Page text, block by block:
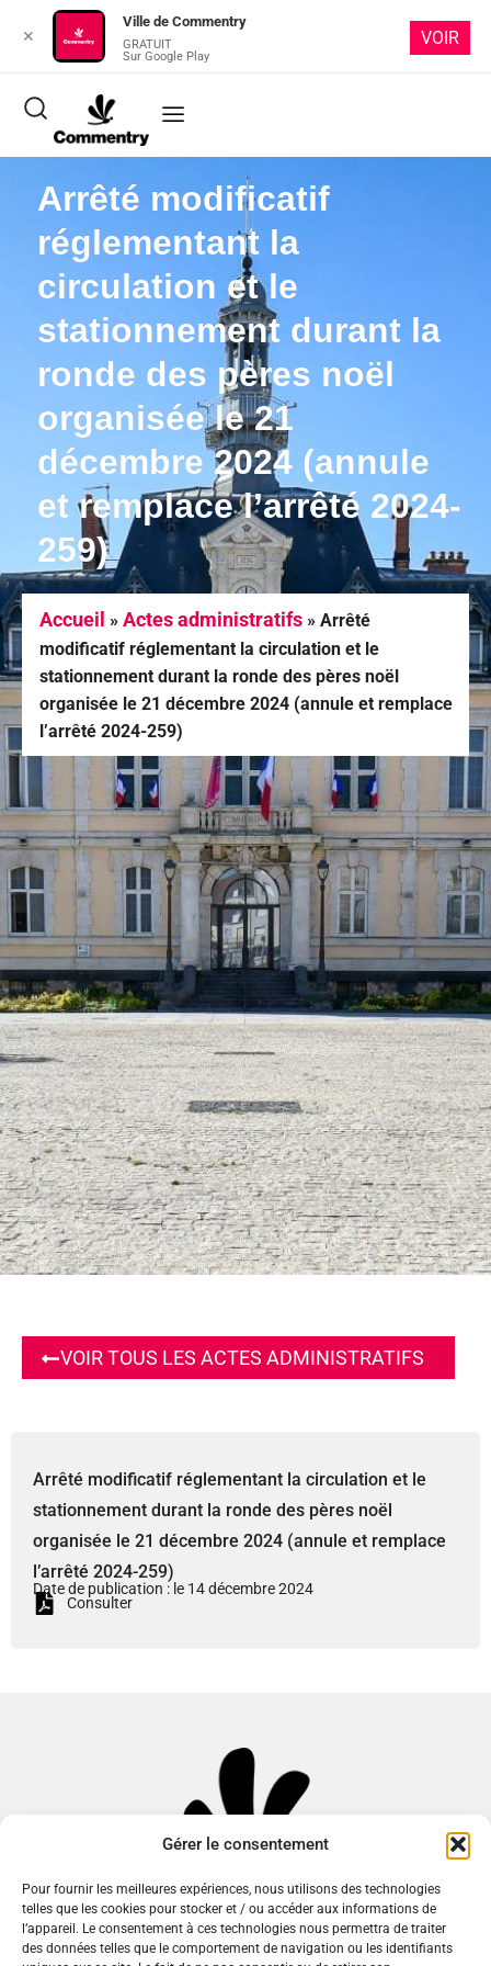
Gérer le consentement
Pour fournir les meilleures expériences, nous utilisons des technologies
telles que les cookies pour stocker et / ou accéder aux informations de
l’appareil. Le consentement à ces technologies nous permettra de traiter
des données telles que le comportement de navigation ou les identifiants
Arrêté modificatif
réglementant la
circulation et le
stationnement durant la
ronde des pères noël
organisée le 21
décembre 2024 (annule
et remplace l’arrêté 2024-
259)
Accueil » Actes administratifs » Arrêté
modificatif réglementant la circulation et le
stationnement durant la ronde des pères noël
organisée le 21 décembre 2024 (annule et remplace
l’arrêté 2024-259)
VOIR TOUS LES ACTES ADMINISTRATIFS
Arrêté modificatif réglementant la circulation et le
stationnement durant la ronde des pères noël
organisée le 21 décembre 2024 (annule et remplace
l’arrêté 2024-259)
Date de publication : le 14 décembre 2024
Consulter
✕
Ville de Commentry
GRATUIT
Sur Google Play
VOIR